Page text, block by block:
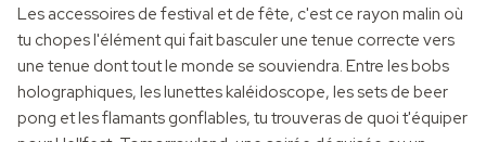
Les accessoires de festival et de fête, c'est ce rayon malin où
tu chopes l'élément qui fait basculer une tenue correcte vers
une tenue dont tout le monde se souviendra. Entre les bobs
holographiques, les lunettes kaléidoscope, les sets de beer
pong et les flamants gonflables, tu trouveras de quoi t'équiper